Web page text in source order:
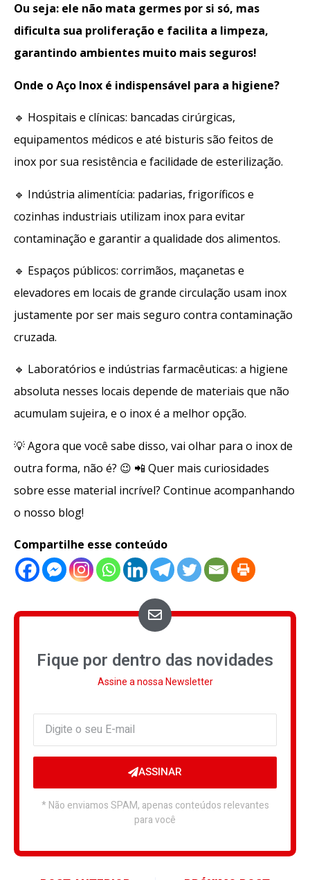
Ou seja: ele não mata germes por si só, mas
dificulta sua proliferação e facilita a limpeza,
garantindo ambientes muito mais seguros!
Onde o Aço Inox é indispensável para a higiene?
🔹 Hospitais e clínicas: bancadas cirúrgicas,
equipamentos médicos e até bisturis são feitos de
inox por sua resistência e facilidade de esterilização.
🔹 Indústria alimentícia: padarias, frigoríficos e
cozinhas industriais utilizam inox para evitar
contaminação e garantir a qualidade dos alimentos.
🔹 Espaços públicos: corrimãos, maçanetas e
elevadores em locais de grande circulação usam inox
justamente por ser mais seguro contra contaminação
cruzada.
🔹 Laboratórios e indústrias farmacêuticas: a higiene
absoluta nesses locais depende de materiais que não
acumulam sujeira, e o inox é a melhor opção.
💡 Agora que você sabe disso, vai olhar para o inox de
outra forma, não é? 😉 📲 Quer mais curiosidades
sobre esse material incrível? Continue acompanhando
o nosso blog!
Compartilhe esse conteúdo
Fique por dentro das novidades
Assine a nossa Newsletter
ASSINAR
* Não enviamos SPAM, apenas conteúdos relevantes
para você